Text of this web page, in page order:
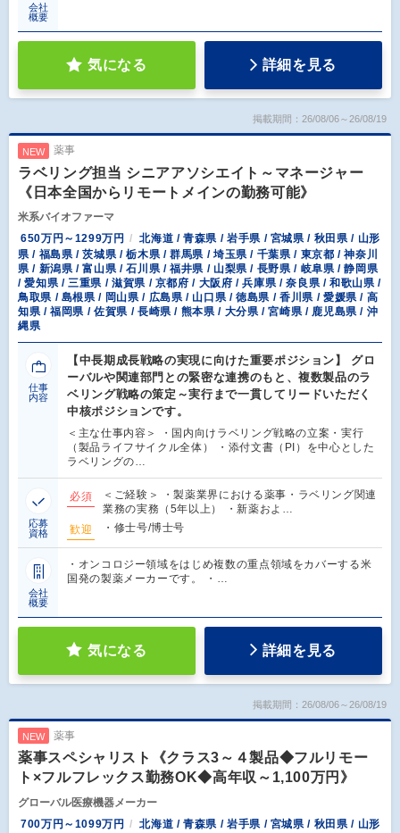
会社
概要
気になる 詳細を見る
掲載期間：26/08/06～26/08/19
NEW 薬事
ラベリング担当 シニアアソシエイト～マネージャー
《日本全国からリモートメインの勤務可能》
米系バイオファーマ
650万円～1299万円
北海道 / 青森県 / 岩手県 / 宮城県 / 秋田県 / 山形
県 / 福島県 / 茨城県 / 栃木県 / 群馬県 / 埼玉県 / 千葉県 / 東京都 / 神奈川
県 / 新潟県 / 富山県 / 石川県 / 福井県 / 山梨県 / 長野県 / 岐阜県 / 静岡県
/ 愛知県 / 三重県 / 滋賀県 / 京都府 / 大阪府 / 兵庫県 / 奈良県 / 和歌山県 /
鳥取県 / 島根県 / 岡山県 / 広島県 / 山口県 / 徳島県 / 香川県 / 愛媛県 / 高
知県 / 福岡県 / 佐賀県 / 長崎県 / 熊本県 / 大分県 / 宮崎県 / 鹿児島県 / 沖
縄県
仕事
内容
【中長期成長戦略の実現に向けた重要ポジション】 グロ
ーバルや関連部門との緊密な連携のもと、複数製品のラ
ベリング戦略の策定～実行まで一貫してリードいただく
中核ポジションです。
＜主な仕事内容＞ ・国内向けラベリング戦略の立案・実行
（製品ライフサイクル全体） ・添付文書（PI）を中心とした
ラベリングの…
応募
資格
必須
＜ご経験＞ ・製薬業界における薬事・ラベリング関連
業務の実務（5年以上） ・新薬およ…
歓迎
・修士号/博士号
会社
概要
・オンコロジー領域をはじめ複数の重点領域をカバーする米
国発の製薬メーカーです。 ・…
気になる 詳細を見る
掲載期間：26/08/06～26/08/19
NEW 薬事
薬事スペシャリスト《クラス3～４製品◆フルリモー
ト×フルフレックス勤務OK◆高年収～1,100万円》
グローバル医療機器メーカー
700万円～1099万円
北海道 / 青森県 / 岩手県 / 宮城県 / 秋田県 / 山形